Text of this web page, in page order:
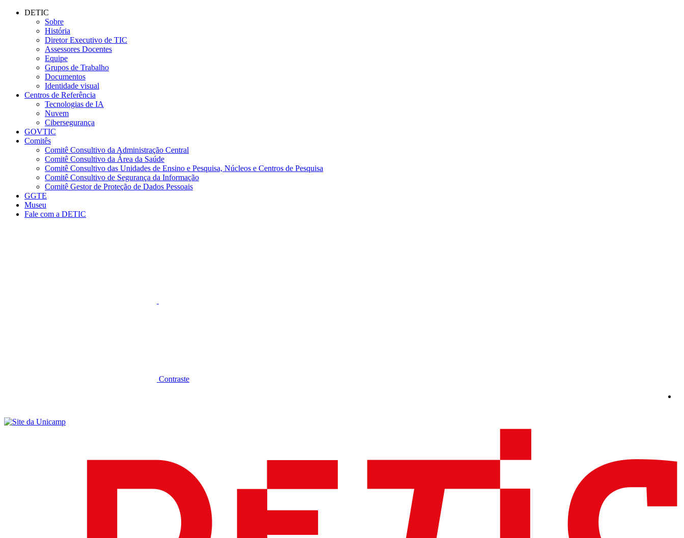
Conteúdo principal
DETIC
Sobre
História
Diretor Executivo de TIC
Assessores Docentes
Equipe
Grupos de Trabalho
Documentos
Identidade visual
Centros de Referência
Tecnologias de IA
Nuvem
Cibersegurança
GOVTIC
Comitês
Comitê Consultivo da Administração Central
Comitê Consultivo da Área da Saúde
Comitê Consultivo das Unidades de Ensino e Pesquisa, Núcleos e Centros de Pesquisa
Comitê Consultivo de Segurança da Informação
Comitê Gestor de Proteção de Dados Pessoais
GGTE
Museu
Fale com a DETIC
Contraste